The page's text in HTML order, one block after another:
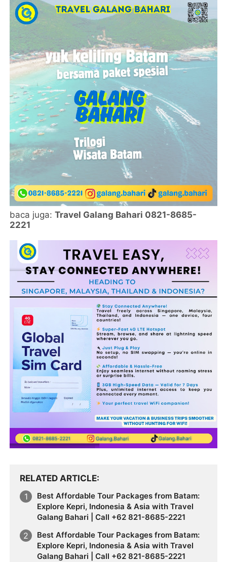
baca juga:Travel Galang Bahari 0821-8685-
2221
RELATED ARTICLE
Best Affordable Tour Packages from Batam:
Explore Kepri, Indonesia & Asia with Travel
Galang Bahari | Call +62 821-8685-2221
Best Affordable Tour Packages from Batam:
Explore Kepri, Indonesia & Asia with Travel
Galang Bahari | Call +62 821-8685-2221